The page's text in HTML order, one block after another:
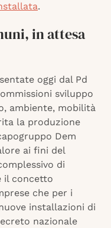
.
in attesa
oggi dal Pd
sviluppo
ambiente, mobilità
la produzione
Dem
ai fini del
di
il concetto
che per i
installazioni di
nazionale